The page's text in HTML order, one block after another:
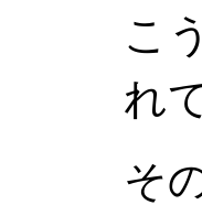
こ
れ
そ